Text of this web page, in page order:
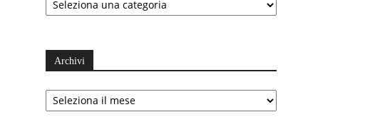
Archivi
Archivi